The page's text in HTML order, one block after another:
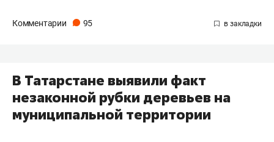
Комментарии 95
В Татарстане выявили факт
незаконной рубки деревьев на
муниципальной территории